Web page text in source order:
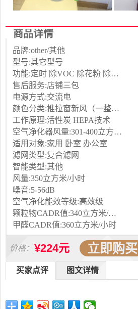
商品详情
品牌:other/其他
型号:其它型号
功能:定时 除VOC 除花粉 除颗粒物 除甲醛 除烟除尘 加氧 除雾霾
售后服务:店铺三包
电源方式:交流电
颜色分类:推拉窗新风（一整套） 平开窗新风（一整套） 推拉窗新风（无滤芯） 平开窗新风（无滤芯） 推拉窗新风配套件 平开窗新风配套件 新风机头 智能推拉窗新风（一整套） 智能平开窗新风（一整套）
工作原理:活性炭 HEPA技术
空气净化器风量:301-400立方米/小时
适用对象:家用 卧室 办公室
滤网类型:复合滤网
智能类型:其他
风量:350立方米/小时
噪音:5-56dB
空气净化能效等级:高效级
颗粒物CADR值:340立方米/小时
甲醛CADR值:360立方米/小时
价格： ¥224元 立即购买
图文详情
买家点评